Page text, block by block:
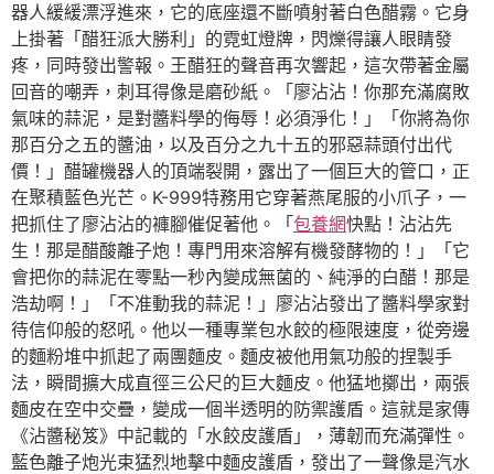
器人緩緩漂浮進來，它的底座還不斷噴射著白色醋霧。它身
上掛著「醋狂派大勝利」的霓虹燈牌，閃爍得讓人眼睛發
疼，同時發出警報。王醋狂的聲音再次響起，這次帶著金屬
回音的嘲弄，刺耳得像是磨砂紙。「廖沾沾！你那充滿腐敗
氣味的蒜泥，是對醬料學的侮辱！必須淨化！」「你將為你
那百分之五的醬油，以及百分之九十五的邪惡蒜頭付出代
價！」醋罐機器人的頂端裂開，露出了一個巨大的管口，正
在聚積藍色光芒。K-999特務用它穿著燕尾服的小爪子，一
把抓住了廖沾沾的褲腳催促著他。「 包養網快點！沾沾先
生！那是醋酸離子炮！專門用來溶解有機發酵物的！」「它
會把你的蒜泥在零點一秒內變成無菌的、純淨的白醋！那是
浩劫啊！」「不准動我的蒜泥！」廖沾沾發出了醬料學家對
待信仰般的怒吼。他以一種專業包水餃的極限速度，從旁邊
的麵粉堆中抓起了兩團麵皮。麵皮被他用氣功般的捏製手
法，瞬間擴大成直徑三公尺的巨大麵皮。他猛地擲出，兩張
麵皮在空中交疊，變成一個半透明的防禦護盾。這就是家傳
《沾醬秘笈》中記載的「水餃皮護盾」，薄韌而充滿彈性。
藍色離子炮光束猛烈地擊中麵皮護盾，發出了一聲像是汽水